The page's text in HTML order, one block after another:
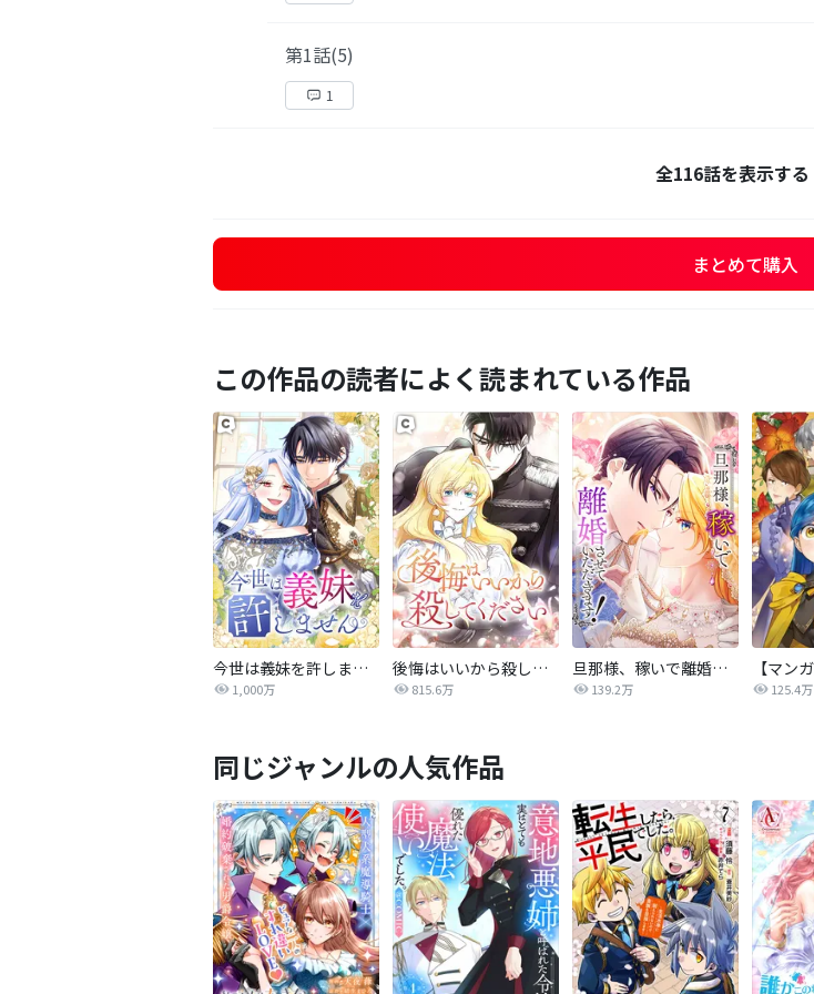
第1話(5)
1
全116話を表示する
まとめて購入
この作品の読者によく読まれている作品
今世は義妹を許しません
1,000万
後悔はいいから殺してください
815.6万
旦那様、稼いで離婚させていただきます！
139.2万 125.4万
同じジャンルの人気作品